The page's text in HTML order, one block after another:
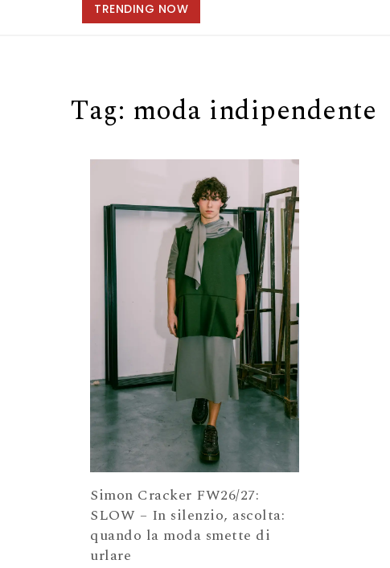
TRENDING NOW
Tag: moda indipendente
Simon Cracker FW26/27:
SLOW – In silenzio, ascolta:
quando la moda smette di
urlare